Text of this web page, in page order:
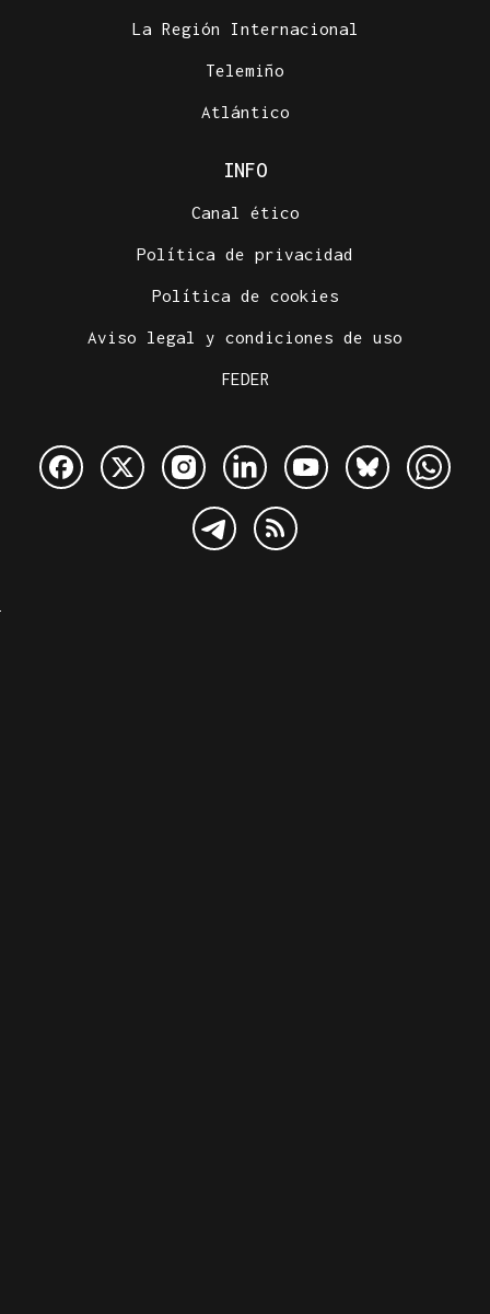
La Región Internacional
Telemiño
Atlántico
INFO
Canal ético
Política de privacidad
Política de cookies
Aviso legal y condiciones de uso
FEDER